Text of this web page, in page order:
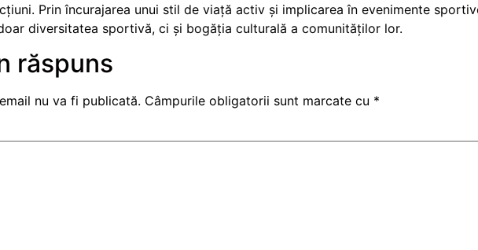
Prin încurajarea unui stil de viață activ și implicarea în evenimente
diversitatea sportivă, ci și bogăția culturală a comunităților lor.
răspuns
nu va fi publicată. Câmpurile obligatorii sunt marcate cu *